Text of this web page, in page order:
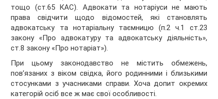
тощо (ст.65 КАС). Адвокати та нотаріуси не мають
права свідчити щодо відомостей, які становлять
адвокатську та нотаріальну таємницю (п.2 ч.1 ст.23
закону «Про адвокатуру та адвокатську діяльність»,
ст.8 закону «Про нотаріат»).
При цьому законодавство не містить обмежень,
пов’язаних з віком свідка, його родинними і близькими
стосунками з учасниками справи. Хоча допит окремих
категорій осіб все ж має свої особливості.